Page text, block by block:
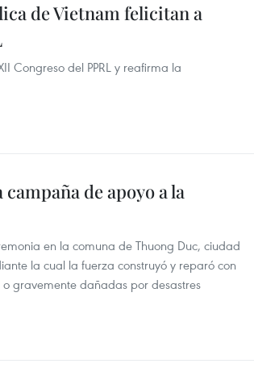
de Vietnam felicitan a
Congreso del PPRL y reafirma la
de apoyo a la
en la comuna de Thuong Duc, ciudad
la cual la fuerza construyó y reparó con
gravemente dañadas por desastres